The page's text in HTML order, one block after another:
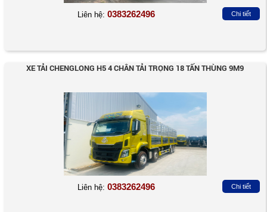
Liên hệ: 0383262496 Chi tiết
XE TẢI CHENGLONG H5 4 CHÂN TẢI TRỌNG 18 TẤN THÙNG 9M9
Liên hệ: 0383262496 Chi tiết